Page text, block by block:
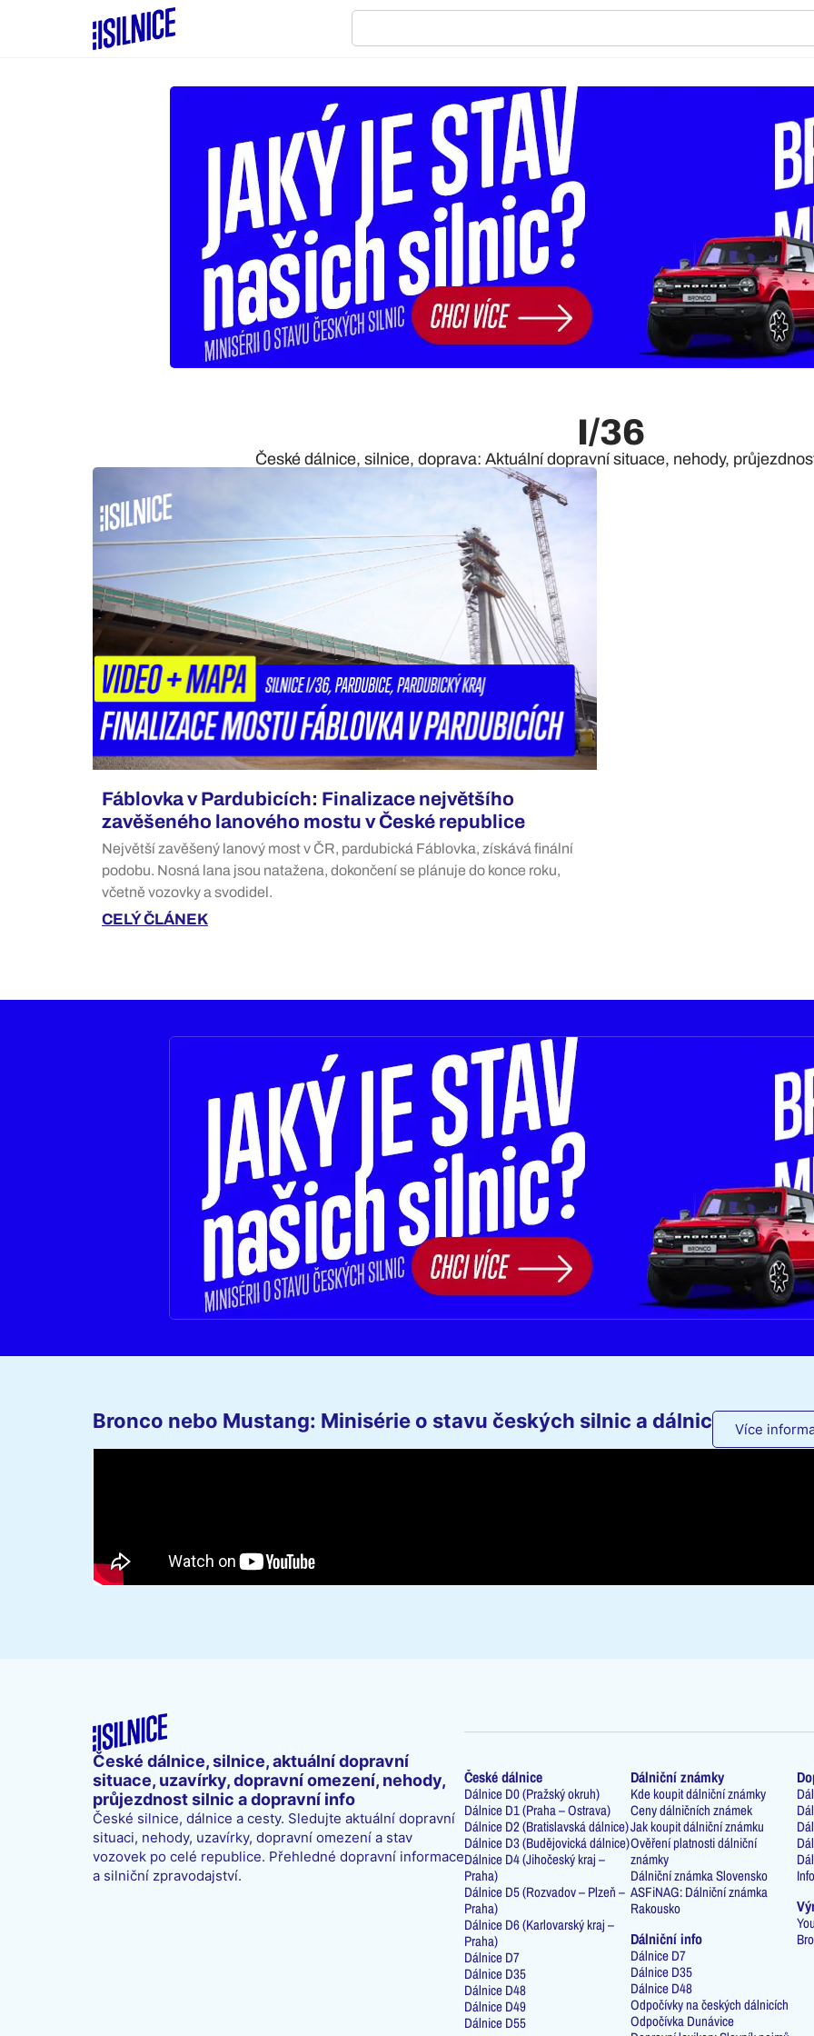
I/36
České dálnice, silnice, doprava: Aktuální dopravní situace, nehody,
Fáblovka v Pardubicích: Finalizace největšího
zavěšeného lanového mostu v České republice
Největší zavěšený lanový most v ČR, pardubická Fáblovka, získává finální
podobu. Nosná lana jsou natažena, dokončení se plánuje do konce roku,
včetně vozovky a svodidel.
CELÝ ČLÁNEK
Bronco nebo Mustang: Minisérie o stavu českých silnic a dálnic Více
České dálnice, silnice, aktuální dopravní
situace, uzavírky, dopravní omezení, nehody,
průjezdnost silnic a dopravní info
České silnice, dálnice a cesty. Sledujte aktuální dopravní
situaci, nehody, uzavírky, dopravní omezení a stav
vozovek po celé republice. Přehledné dopravní informace
a silniční zpravodajství.
České dálnice
Dálnice D0 (Pražský okruh)
Dálnice D1 (Praha – Ostrava)
Dálnice D2 (Bratislavská dálnice)
Dálnice D3 (Budějovická dálnice)
Dálnice D4 (Jihočeský kraj –
Praha)
Dálnice D5 (Rozvadov – Plzeň –
Praha)
Dálnice D6 (Karlovarský kraj –
Praha)
Dálnice D7
Dálnice D35
Dálnice D48
Dálnice D49
Dálnice D55
Dálniční známky
Kde koupit dálniční známky
Ceny dálničních známek
Jak koupit dálniční známku
Ověření platnosti dálniční
známky
Dálniční známka Slovensko
ASFiNAG: Dálniční známka
Rakousko
Dálniční info
Dálnice D7
Dálnice D35
Dálnice D48
Odpočívky na českých dálnicích
Odpočívka Dunávice